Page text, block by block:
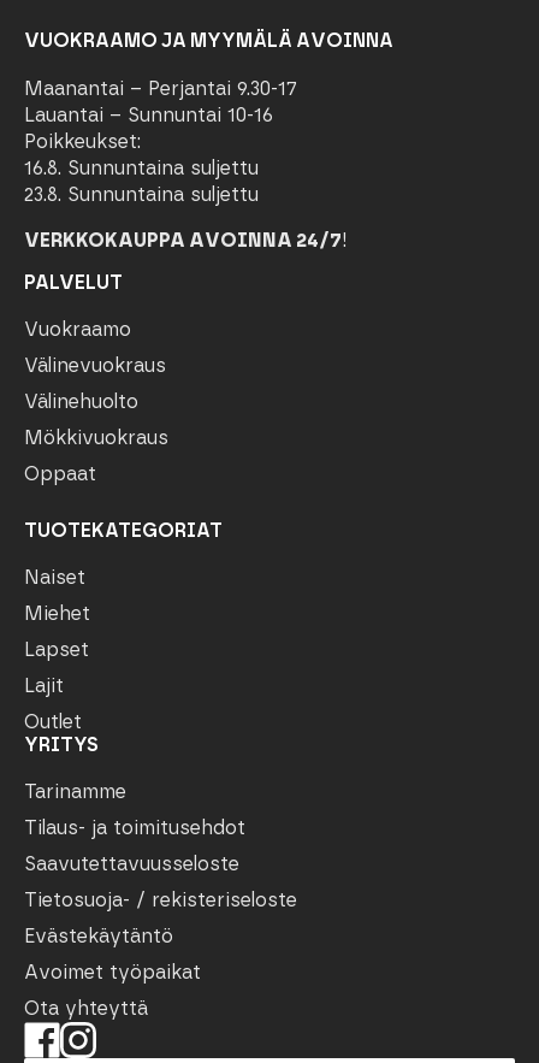
VUOKRAAMO JA MYYMÄLÄ AVOINNA
Maanantai – Perjantai 9.30-17
Lauantai – Sunnuntai 10-16
Poikkeukset:
16.8. Sunnuntaina suljettu
23.8. Sunnuntaina suljettu
VERKKOKAUPPA AVOINNA 24/7!
PALVELUT
Vuokraamo
Välinevuokraus
Välinehuolto
Mökkivuokraus
Oppaat
TUOTEKATEGORIAT
Naiset
Miehet
Lapset
Lajit
Outlet
YRITYS
Tarinamme
Tilaus- ja toimitusehdot
Saavutettavuusseloste
Tietosuoja- / rekisteriseloste
Evästekäytäntö
Avoimet työpaikat
Ota yhteyttä